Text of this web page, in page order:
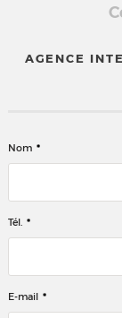
AGENCE
Nom *
Tél. *
E-mail *